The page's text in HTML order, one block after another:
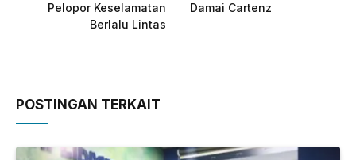
Pelopor Keselamatan
Berlalu Lintas
Damai Cartenz
POSTINGAN TERKAIT